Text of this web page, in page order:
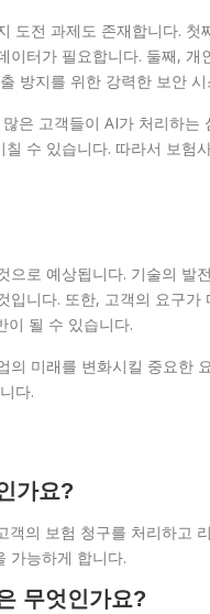
도전 과제도 존재합니다.
터가 필요합니다. 둘째,
방지를 위한 강력한 보안
은 고객들이 AI가 처리하
수 있습니다. 따라서 보험
으로 예상됩니다. 기술의 발
니다. 또한, 고객의 요구
이 될 수 있습니다.
미래를 변화시킬 중요한
다.
가요?
의 보험 청구를 처리하고
가능하게 합니다.
무엇인가요?